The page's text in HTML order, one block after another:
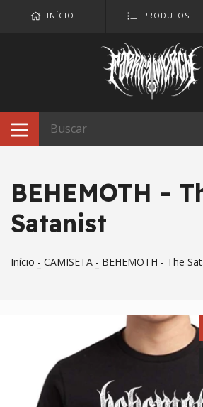
INÍCIO PRODUTOS
BEHEMOTH -
Satanist
Início - CAMISETA - BEHEMOTH - The